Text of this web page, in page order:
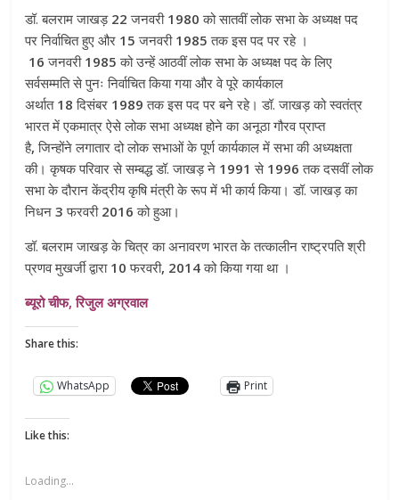
डॉ. बलराम जाखड़ 22 जनवरी 1980 को सातवीं लोक सभा के अध्यक्ष पद
पर निर्वाचित हुए और 15 जनवरी 1985 तक इस पद पर रहे ।
16 जनवरी 1985 को उन्हें आठवीं लोक सभा के अध्यक्ष पद के लिए
सर्वसम्मति से पुनः निर्वाचित किया गया और वे पूरे कार्यकाल
अर्थात 18 दिसंबर 1989 तक इस पद पर बने रहे। डॉ. जाखड़ को स्वतंत्र
भारत में एकमात्र ऐसे लोक सभा अध्यक्ष होने का अनूठा गौरव प्राप्त
है,जिन्होंने लगातार दो लोक सभाओं के पूर्ण कार्यकाल में सभा की अध्यक्षता
की। कृषक परिवार से सम्बद्ध डॉ. जाखड़ ने 1991 से 1996 तक दसवीं लोक
सभा के दौरान केंद्रीय कृषि मंत्री के रूप में भी कार्य किया। डॉ. जाखड़ का
निधन3 फरवरी 2016 को हुआ।
डॉ. बलराम जाखड़ के चित्र का अनावरण भारत के तत्कालीन राष्ट्रपति श्री
प्रणव मुखर्जी द्वारा 10फरवरी, 2014को किया गया था ।
ब्यूरो चीफ, रिजुल अग्रवाल
Share this:
WhatsApp Print
Like this:
Loading...